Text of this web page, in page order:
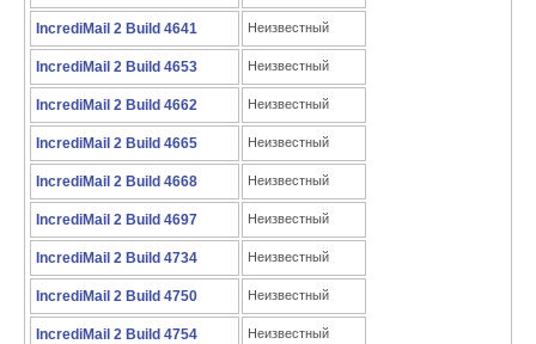
IncrediMail 2 Build 4641 Неизвестный
IncrediMail 2 Build 4653 Неизвестный
IncrediMail 2 Build 4662 Неизвестный
IncrediMail 2 Build 4665 Неизвестный
IncrediMail 2 Build 4668 Неизвестный
IncrediMail 2 Build 4697 Неизвестный
IncrediMail 2 Build 4734 Неизвестный
IncrediMail 2 Build 4750 Неизвестный
IncrediMail 2 Build 4754 Неизвестный